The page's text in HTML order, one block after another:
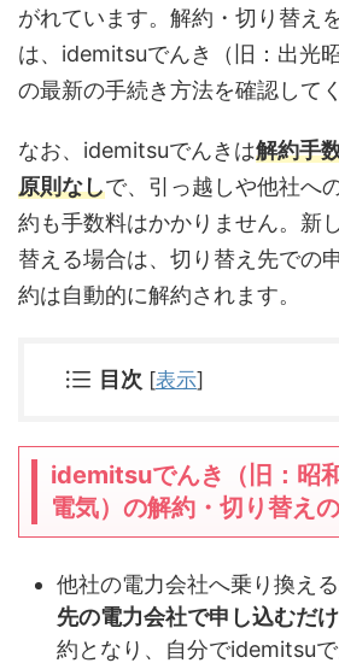
がれています。解約・切り替え
は、idemitsuでんき（旧：出光
の最新の手続き方法を確認して
なお、idemitsuでんきは解約手
原則なしで、引っ越しや他社へ
約も手数料はかかりません。新
替える場合は、切り替え先での
約は自動的に解約されます。
目次 [表示]
idemitsuでんき（旧：昭
電気）の解約・切り替え
他社の電力会社へ乗り換える
先の電力会社で申し込むだけ
約となり、自分でidemitsu